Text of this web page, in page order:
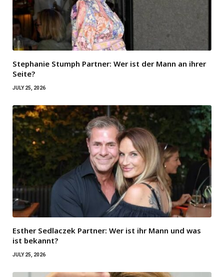
Stephanie Stumph Partner: Wer ist der Mann an ihrer
Seite?
JULY 25, 2026
Esther Sedlaczek Partner: Wer ist ihr Mann und was
ist bekannt?
JULY 25, 2026